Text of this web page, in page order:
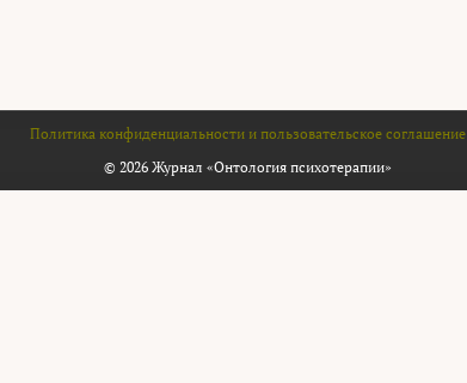
Политика конфиденциальности и пользовательское соглашение
© 2026 Журнал «Онтология психотерапии»